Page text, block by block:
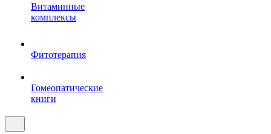
Витаминные
комплексы
Фитотерапия
Гомеопатические
книги